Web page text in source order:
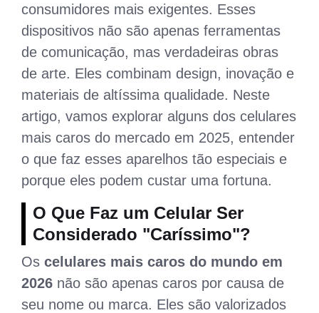
consumidores mais exigentes. Esses
dispositivos não são apenas ferramentas
de comunicação, mas verdadeiras obras
de arte. Eles combinam design, inovação e
materiais de altíssima qualidade. Neste
artigo, vamos explorar alguns dos celulares
mais caros do mercado em 2025, entender
o que faz esses aparelhos tão especiais e
porque eles podem custar uma fortuna.
O Que Faz um Celular Ser
Considerado "Caríssimo"?
Os celulares mais caros do mundo em
2026 não são apenas caros por causa de
seu nome ou marca. Eles são valorizados